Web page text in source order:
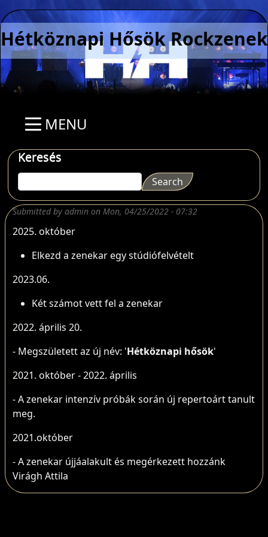
Skip to main content
Hétköznapi Hősök
Submitted by admin on Mon, 04/25/2022 - 07:32
2025. október
Elkezd a zenekar egy stúdiófelvételt
2023.06.
Két számot vett fel a zenekar
2022. április 20.
- Megszületett az új név: 'Hétköznapi hősök'
2021. október - 2022. április
- A zenekar intenzív próbák során új repertoárt tanult
meg.
2021.október
- A zenekar újjáalakult és megérkezett hozzánk
Virágh Attila
MENU
Keresés
Search Search